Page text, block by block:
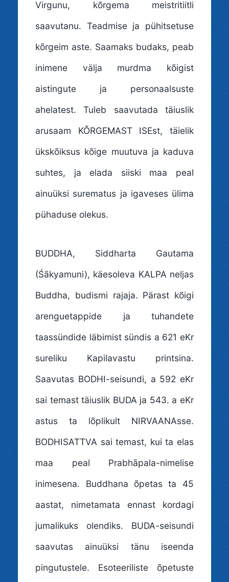
Virgunu, kõrgema meistritiitli
saavutanu. Teadmise ja pühitsetuse
kõrgeim aste. Saamaks budaks, peab
inimene välja murdma kõigist
aistingute ja personaalsuste
ahelatest. Tuleb saavutada täiuslik
arusaam KÕRGEMAST ISEst, täielik
ükskõiksus kõige muutuva ja kaduva
suhtes, ja elada siiski maa peal
ainuüksi surematus ja igaveses ülima
pühaduse olekus.
BUDDHA, Siddharta Gautama
(Śākyamuni), käesoleva KALPA neljas
Buddha, budismi rajaja. Pärast kõigi
arenguetappide ja tuhandete
taassündide läbimist sündis a 621 eKr
sureliku Kapilavastu printsina.
Saavutas BODHI-seisundi, a 592 eKr
sai temast täiuslik BUDA ja 543. a eKr
astus ta lõplikult NIRVAANAsse.
BODHISATTVA sai temast, kui ta elas
maa peal Prabhāpala-nimelise
inimesena. Buddhana õpetas ta 45
aastat, nimetamata ennast kordagi
jumalikuks olendiks. BUDA-seisundi
saavutas ainuüksi tänu iseenda
pingutustele. Esoteeriliste õpetuste